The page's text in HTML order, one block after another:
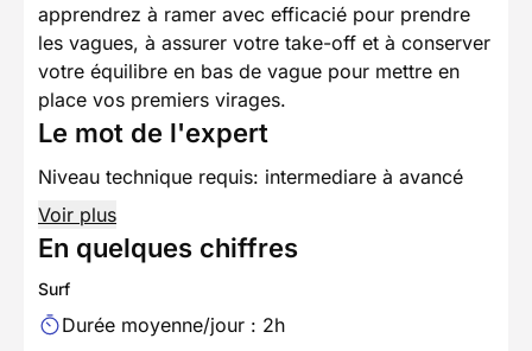
apprendrez à ramer avec efficacié pour prendre
les vagues, à assurer votre take-off et à conserver
votre équilibre en bas de vague pour mettre en
place vos premiers virages.
Le mot de l'expert
Niveau technique requis: intermediare à avancé
Voir plus
En quelques chiffres
Surf
Durée moyenne/jour : 2h